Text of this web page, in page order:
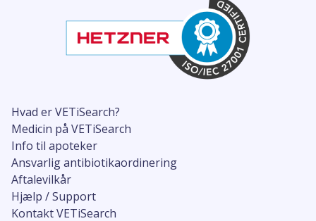
Hvad er VETiSearch?
Medicin på VETiSearch
Info til apoteker
Ansvarlig antibiotikaordinering
Aftalevilkår
Hjælp / Support
Kontakt VETiSearch